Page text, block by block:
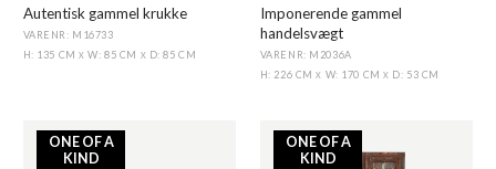
Autentisk gammel krukke
VARENR: M16733
H: 135 CMX W: 85 CM X D: 85 CM
Imponerende gammel
handelsvægt
VARENR: M2036A
H: 226 CMX W: 170 CMX D: 53 CM
ONE OF A
KIND
ONE OF A
KIND